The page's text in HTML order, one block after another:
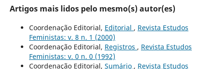
Artigos mais lidos pelo mesmo(s) autor(es)
Coordenação Editorial, Editorial , Revista Estudos
Feministas: v. 8 n. 1 (2000)
Coordenação Editorial, Registros , Revista Estudos
Feministas: v. 0 n. 0 (1992)
Coordenação Editorial, Sumário , Revista Estudos